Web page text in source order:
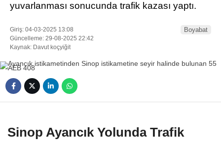
Hattı
yuvarlanması sonucunda trafik kazası yaptı.
Giriş: 04-03-2025 13:08
Güncelleme: 29-08-2025 22:42
Kaynak: Davut koçyiğit
Boyabat
Sinop Ayancık Yolunda Trafik